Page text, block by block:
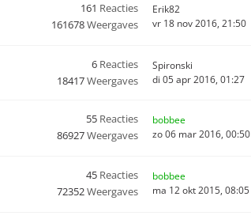
161 Reacties
161678Weergaves
Erik82
vr 18 nov 2016, 21:50
6 Reacties
18417Weergaves
Spironski
di 05 apr 2016, 01:27
55 Reacties
86927Weergaves
bobbee
zo 06 mar 2016, 00:50
45 Reacties
72352Weergaves
bobbee
ma 12 okt 2015, 08:05